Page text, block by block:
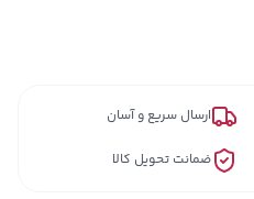
ارسال سریع و آسان
ضمانت تحویل کالا